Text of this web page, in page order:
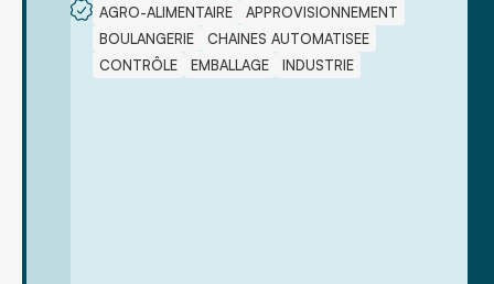
AGRO-ALIMENTAIRE
APPROVISIONNEMENT
BOULANGERIE
CHAINES AUTOMATISEE
CONTRÔLE
EMBALLAGE INDUSTRIE